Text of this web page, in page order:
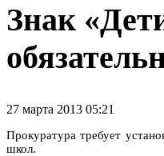
Знак
27 марта 2013 05:21
Прокуратура требует
школ.